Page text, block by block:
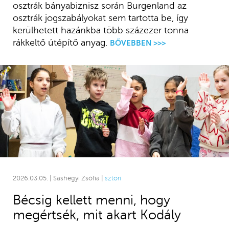
osztrák bányabiznisz során Burgenland az
osztrák jogszabályokat sem tartotta be, így
kerülhetett hazánkba több százezer tonna
rákkeltő útépítő anyag. BŐVEBBEN >>>
2026.03.05. | Sashegyi Zsófia | sztori
Bécsig kellett menni, hogy
megértsék, mit akart Kodály